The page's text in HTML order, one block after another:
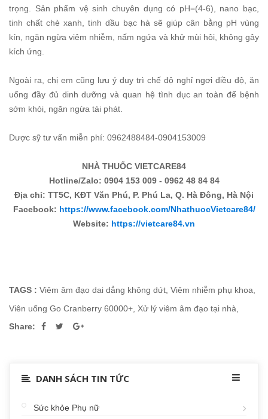
trọng. Sản phẩm vệ sinh chuyên dụng có pH=(4-6), nano bạc,
tinh chất chè xanh, tinh dầu bạc hà sẽ giúp cân bằng pH vùng
kín, ngăn ngừa viêm nhiễm, nấm ngứa và khử mùi hôi, không gây
kích ứng.
Ngoài ra, chị em cũng lưu ý duy trì chế độ nghỉ ngơi điều độ, ăn
uống đầy đủ dinh dưỡng và quan hệ tình dục an toàn để bệnh
sớm khỏi, ngăn ngừa tái phát.
Dược sỹ tư vấn miễn phí: 0962488484-0904153009
NHÀ THUỐC VIETCARE84
Hotline/Zalo: 0904 153 009 - 0962 48 84 84
Địa chỉ: TT5C, KĐT Văn Phú, P. Phú La, Q. Hà Đông, Hà Nội
Facebook: https://www.facebook.com/NhathuocVietcare84/
Website: https://vietcare84.vn
TAGS : Viêm âm đạo dai dẳng không dứt, Viêm nhiễm phụ khoa,
Viên uống Go Cranberry 60000+, Xử lý viêm âm đạo tại nhà,
Share:
DANH SÁCH TIN TỨC
Sức khỏe Phụ nữ